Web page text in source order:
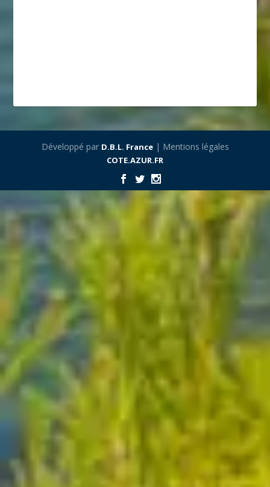
Développé par D.B.L. France| Mentions légales
COTE.AZUR.FR